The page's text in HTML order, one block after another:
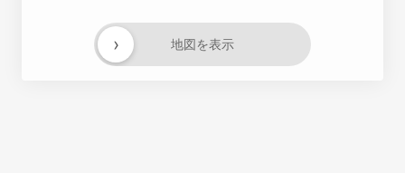
地図を表示
›